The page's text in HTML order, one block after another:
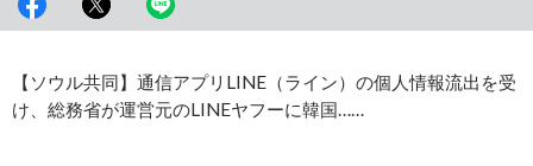
【ソウル共同】通信アプリLINE（ライン）の個人情報流出を受
け、総務省が運営元のLINEヤフーに韓国……